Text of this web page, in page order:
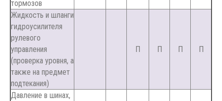
тормозов
Жидкость и шланги
гидроусилителя
рулевого
управления
(проверка уровня, а
также на предмет
подтекания)
П П П П
Давление в шинах,